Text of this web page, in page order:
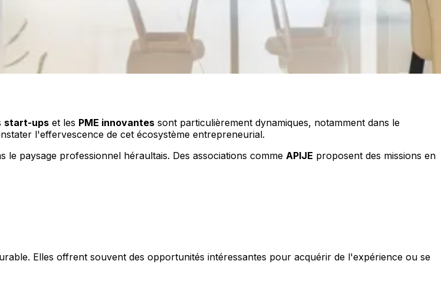
start-ups et les PME innovantes sont particulièrement dynamiques, notamment dans le
l'effervescence de cet écosystème entrepreneurial.
le paysage professionnel héraultais. Des associations comme APIJE proposent des missions en
Elles offrent souvent des opportunités intéressantes pour acquérir de l'expérience ou se